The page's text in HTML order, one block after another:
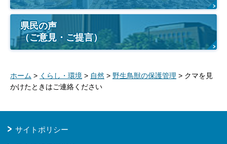
県民の声
（ご意見・ご提言）
ホーム > くらし・環境 > 自然 > 野生鳥獣の保護管理 > クマを見
かけたときはご連絡ください
サイトポリシー